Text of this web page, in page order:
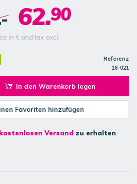
62.90
in € and tax excl.
Referenz
16-021
In den Warenkorb legen
Favoriten hinzufügen
kostenlosen Versandzu erhalten